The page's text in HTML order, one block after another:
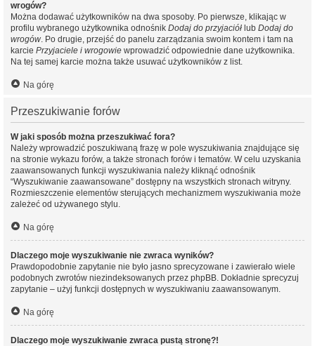
wrogów?
Można dodawać użytkowników na dwa sposoby. Po pierwsze, klikając w
profilu wybranego użytkownika odnośnik Dodaj do przyjaciół lub Dodaj do
wrogów. Po drugie, przejść do panelu zarządzania swoim kontem i tam na
karcie Przyjaciele i wrogowie wprowadzić odpowiednie dane użytkownika.
Na tej samej karcie można także usuwać użytkowników z list.
Na górę
Przeszukiwanie forów
W jaki sposób można przeszukiwać fora?
Należy wprowadzić poszukiwaną frazę w pole wyszukiwania znajdujące się
na stronie wykazu forów, a także stronach forów i tematów. W celu uzyskania
zaawansowanych funkcji wyszukiwania należy kliknąć odnośnik
“Wyszukiwanie zaawansowane” dostępny na wszystkich stronach witryny.
Rozmieszczenie elementów sterujących mechanizmem wyszukiwania może
zależeć od używanego stylu.
Na górę
Dlaczego moje wyszukiwanie nie zwraca wyników?
Prawdopodobnie zapytanie nie było jasno sprecyzowane i zawierało wiele
podobnych zwrotów niezindeksowanych przez phpBB. Dokładnie sprecyzuj
zapytanie – użyj funkcji dostępnych w wyszukiwaniu zaawansowanym.
Na górę
Dlaczego moje wyszukiwanie zwraca pustą stronę?!